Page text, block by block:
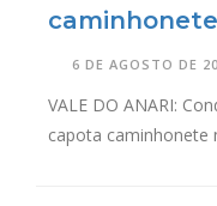
6 DE AGOSTO DE
VALE DO ANARI:
capota caminhonete